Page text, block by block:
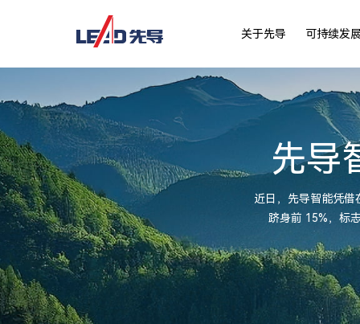
关于先导 可持续发
先导
近日，先导智能凭借
跻身前 15%，标